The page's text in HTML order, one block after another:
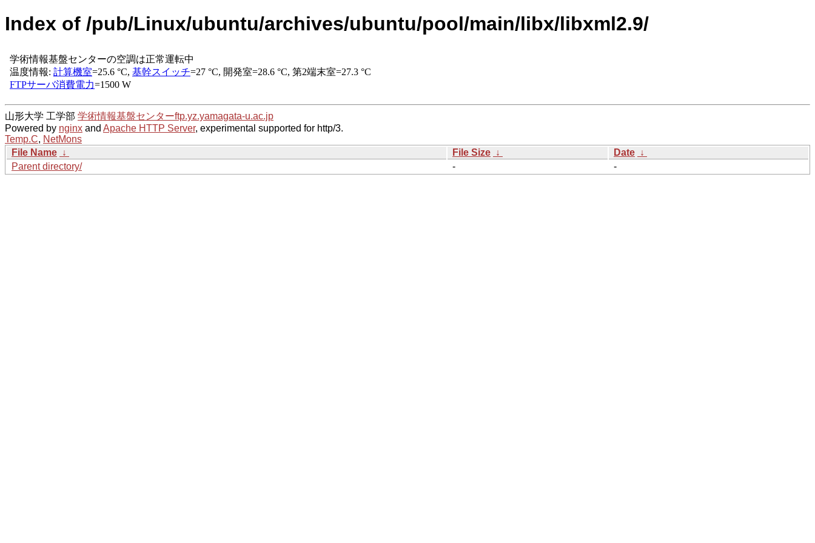
Index of /pub/Linux/ubuntu/archives/ubuntu/pool/main/libx/libxml2.9/
山形大学 工学部 学術情報基盤センターftp.yz.yamagata-u.ac.jp
Powered by nginx and Apache HTTP Server, experimental supported for http/3.
Temp.C, NetMons
File Name ↓ File Size ↓ Date ↓
Parent directory/
- -